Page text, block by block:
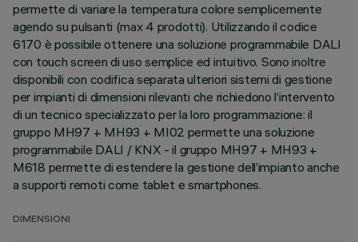
permette di variare la temperatura colore semplicemente
agendo su pulsanti (max 4 prodotti). Utilizzando il codice
6170 è possibile ottenere una soluzione programmabile DALI
con touch screen di uso semplice ed intuitivo. Sono inoltre
disponibili con codifica separata ulteriori sistemi di gestione
per impianti di dimensioni rilevanti che richiedono l’intervento
di un tecnico specializzato per la loro programmazione: il
gruppo MH97 + MH93 + MI02 permette una soluzione
programmabile DALI / KNX - il gruppo MH97 + MH93 +
M618 permette di estendere la gestione dell’impianto anche
a supporti remoti come tablet e smartphones.
DIMENSIONI